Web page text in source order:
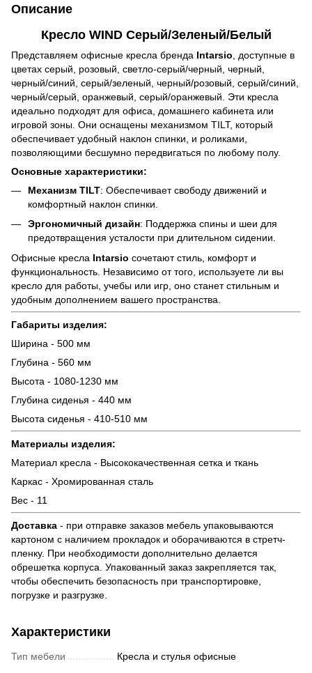
Описание
Кресло WIND Серый/Зеленый/Белый
Представляем офисные кресла бренда Intarsio , доступные в
цветах серый, розовый, светло-серый/черный, черный,
черный/синий, серый/зеленый, черный/розовый, серый/синий,
черный/серый, оранжевый, серый/оранжевый. Эти кресла
идеально подходят для офиса, домашнего кабинета или
игровой зоны. Они оснащены механизмом TILT, который
обеспечивает удобный наклон спинки, и роликами,
позволяющими бесшумно передвигаться по любому полу.
Основные характеристики:
Механизм TILT: Обеспечивает свободу движений и
комфортный наклон спинки.
Эргономичный дизайн: Поддержка спины и шеи для
предотвращения усталости при длительном сидении.
Офисные кресла Intarsio сочетают стиль, комфорт и
функциональность. Независимо от того, используете ли вы
кресло для работы, учебы или игр, оно станет стильным и
удобным дополнением вашего пространства.
Габариты изделия:
Ширина - 500 мм
Глубина - 560 мм
Высота - 1080-1230 мм
Глубина сиденья - 440 мм
Высота сиденья - 410-510 мм
Материалы изделия:
Материал кресла - Высококачественная сетка и ткань
Каркас - Хромированная сталь
Вес - 11
Доставка - при отправке заказов мебель упаковываются
картоном с наличием прокладок и оборачиваются в стретч-
пленку. При необходимости дополнительно делается
обрешетка корпуса. Упакованный заказ закрепляется так,
чтобы обеспечить безопасность при транспортировке,
погрузке и разгрузке.
Характеристики
Тип мебели Кресла и стулья офисные